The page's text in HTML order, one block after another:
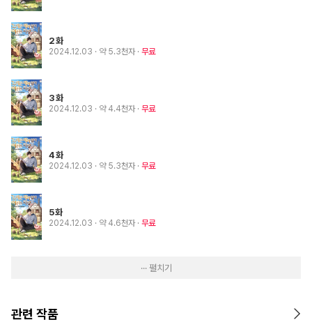
2화
2024.12.03 · 약 5.3천자 무료
3화
2024.12.03 · 약 4.4천자 무료
4화
2024.12.03 · 약 5.3천자 무료
5화
2024.12.03 · 약 4.6천자 무료
··· 펼치기
관련 작품